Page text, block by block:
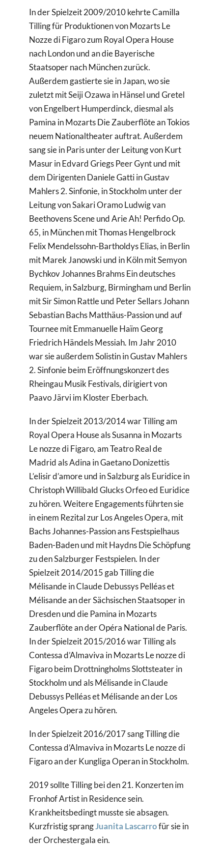
In der Spielzeit 2009/2010 kehrte Camilla
Tilling für Produktionen von Mozarts Le
Nozze di Figaro zum Royal Opera House
nach London und an die Bayerische
Staatsoper nach München zurück.
Außerdem gastierte sie in Japan, wo sie
zuletzt mit Seiji Ozawa in Hänsel und Gretel
von Engelbert Humperdinck, diesmal als
Pamina in Mozarts Die Zauberflöte an Tokios
neuem Nationaltheater auftrat. Außerdem
sang sie in Paris unter der Leitung von Kurt
Masur in Edvard Griegs Peer Gynt und mit
dem Dirigenten Daniele Gatti in Gustav
Mahlers 2. Sinfonie, in Stockholm unter der
Leitung von Sakari Oramo Ludwig van
Beethovens Scene und Arie Ah! Perfido Op.
65, in München mit Thomas Hengelbrock
Felix Mendelssohn-Bartholdys Elias, in Berlin
mit Marek Janowski und in Köln mit Semyon
Bychkov Johannes Brahms Ein deutsches
Requiem, in Salzburg, Birmingham und Berlin
mit Sir Simon Rattle und Peter Sellars Johann
Sebastian Bachs Matthäus-Passion und auf
Tournee mit Emmanuelle Haïm Georg
Friedrich Händels Messiah. Im Jahr 2010
war sie außerdem Solistin in Gustav Mahlers
2. Sinfonie beim Eröffnungskonzert des
Rheingau Musik Festivals, dirigiert von
Paavo Järvi im Kloster Eberbach.
In der Spielzeit 2013/2014 war Tilling am
Royal Opera House als Susanna in Mozarts
Le nozze di Figaro, am Teatro Real de
Madrid als Adina in Gaetano Donizettis
L’elisir d’amore und in Salzburg als Euridice in
Christoph Willibald Glucks Orfeo ed Euridice
zu hören. Weitere Engagements führten sie
in einem Rezital zur Los Angeles Opera, mit
Bachs Johannes-Passion ans Festspielhaus
Baden-Baden und mit Haydns Die Schöpfung
zu den Salzburger Festspielen. In der
Spielzeit 2014/2015 gab Tilling die
Mélisande in Claude Debussys Pelléas et
Mélisande an der Sächsischen Staatsoper in
Dresden und die Pamina in Mozarts
Zauberflöte an der Opéra National de Paris.
In der Spielzeit 2015/2016 war Tilling als
Contessa d’Almaviva in Mozarts Le nozze di
Figaro beim Drottningholms Slottsteater in
Stockholm und als Mélisande in Claude
Debussys Pelléas et Mélisande an der Los
Angeles Opera zu hören.
In der Spielzeit 2016/2017 sang Tilling die
Contessa d’Almaviva in Mozarts Le nozze di
Figaro an der Kungliga Operan in Stockholm.
2019 sollte Tilling bei den 21. Konzerten im
Fronhof Artist in Residence sein.
Krankheitsbedingt musste sie absagen.
Kurzfristig sprangJuanita Lascarrofür sie in
der Orchestergala ein.